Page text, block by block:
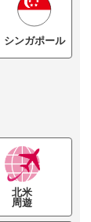
シンガポール
北米
周遊